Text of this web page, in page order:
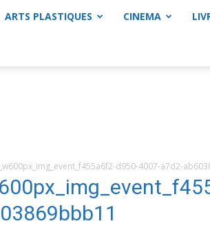
ARTS PLASTIQUES CINEMA
d950-4007-a7d2-